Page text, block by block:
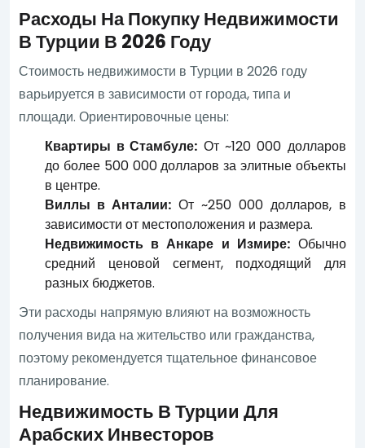
Расходы На Покупку Недвижимости
В Турции В 2026 Году
Стоимость недвижимости в Турции в 2026 году
варьируется в зависимости от города, типа и
площади. Ориентировочные цены:
Квартиры в Стамбуле: От ~120 000 долларов
до более 500 000 долларов за элитные объекты
в центре.
Виллы в Анталии: От ~250 000 долларов, в
зависимости от местоположения и размера.
Недвижимость в Анкаре и Измире:Обычно
средний ценовой сегмент, подходящий для
разных бюджетов.
Эти расходы напрямую влияют на возможность
получения вида на жительство или гражданства,
поэтому рекомендуется тщательное финансовое
планирование.
Недвижимость В Турции Для
Арабских Инвесторов